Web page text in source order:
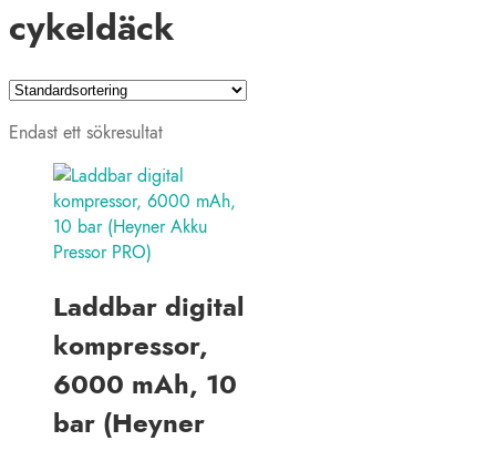
cykeldäck
Endast ett sökresultat
Laddbar digital
kompressor,
6000 mAh, 10
bar (Heyner